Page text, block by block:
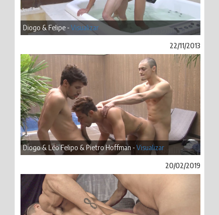
Diogo & Felipe -Visualizar
22/11/2013
Diogo & Léo Felipo & Pietro Hoffman -Visualizar
20/02/2019